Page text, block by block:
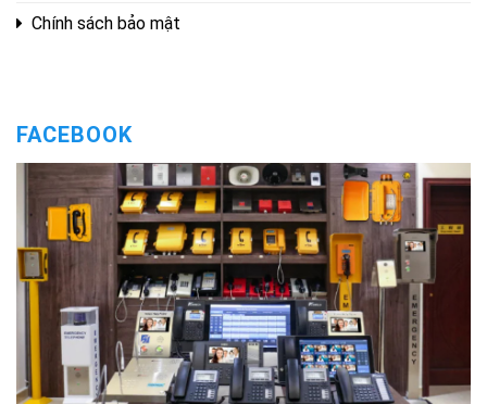
Chính sách bảo mật
FACEBOOK